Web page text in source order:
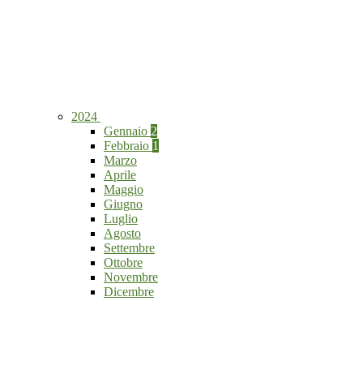
2024
Gennaio 2
Febbraio 1
Marzo
Aprile
Maggio
Giugno
Luglio
Agosto
Settembre
Ottobre
Novembre
Dicembre